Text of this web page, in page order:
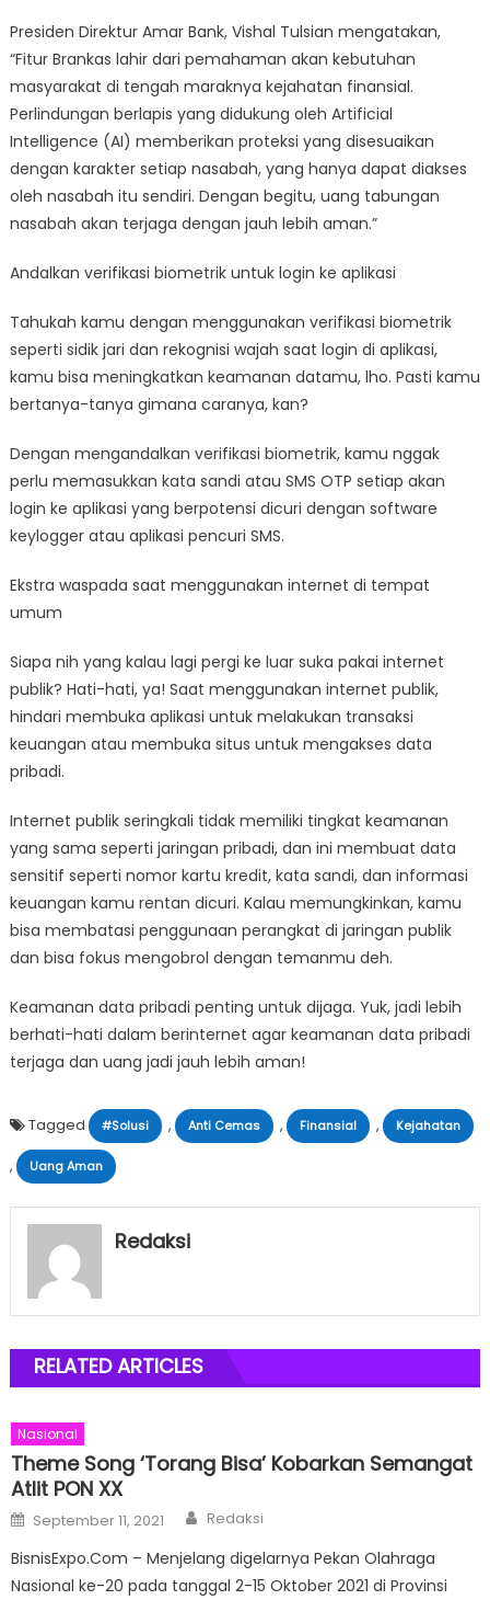
Presiden Direktur Amar Bank, Vishal Tulsian mengatakan,
“Fitur Brankas lahir dari pemahaman akan kebutuhan
masyarakat di tengah maraknya kejahatan finansial.
Perlindungan berlapis yang didukung oleh Artificial
Intelligence (AI) memberikan proteksi yang disesuaikan
dengan karakter setiap nasabah, yang hanya dapat diakses
oleh nasabah itu sendiri. Dengan begitu, uang tabungan
nasabah akan terjaga dengan jauh lebih aman.”
Andalkan verifikasi biometrik untuk login ke aplikasi
Tahukah kamu dengan menggunakan verifikasi biometrik
seperti sidik jari dan rekognisi wajah saat login di aplikasi,
kamu bisa meningkatkan keamanan datamu, lho. Pasti kamu
bertanya-tanya gimana caranya, kan?
Dengan mengandalkan verifikasi biometrik, kamu nggak
perlu memasukkan kata sandi atau SMS OTP setiap akan
login ke aplikasi yang berpotensi dicuri dengan software
keylogger atau aplikasi pencuri SMS.
Ekstra waspada saat menggunakan internet di tempat
umum
Siapa nih yang kalau lagi pergi ke luar suka pakai internet
publik? Hati-hati, ya! Saat menggunakan internet publik,
hindari membuka aplikasi untuk melakukan transaksi
keuangan atau membuka situs untuk mengakses data
pribadi.
Internet publik seringkali tidak memiliki tingkat keamanan
yang sama seperti jaringan pribadi, dan ini membuat data
sensitif seperti nomor kartu kredit, kata sandi, dan informasi
keuangan kamu rentan dicuri. Kalau memungkinkan, kamu
bisa membatasi penggunaan perangkat di jaringan publik
dan bisa fokus mengobrol dengan temanmu deh.
Keamanan data pribadi penting untuk dijaga. Yuk, jadi lebih
berhati-hati dalam berinternet agar keamanan data pribadi
terjaga dan uang jadi jauh lebih aman!
Tagged #Solusi , Anti Cemas , Finansial , Kejahatan
, Uang Aman
Redaksi
RELATED ARTICLES
Nasional
Theme Song ‘Torang Bisa’ Kobarkan Semangat
Atlit PON XX
Posted
on
September 11, 2021 Author
Redaksi
BisnisExpo.Com – Menjelang digelarnya Pekan Olahraga
Nasional ke-20 pada tanggal 2-15 Oktober 2021 di Provinsi